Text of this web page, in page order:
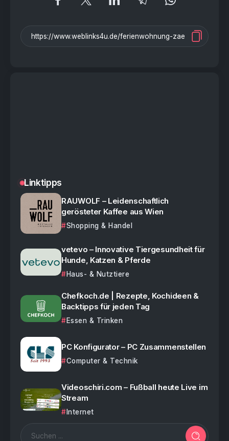
Linktipps
RAUWOLF – Leidenschaftlich
gerösteter Kaffee aus Wien
Shopping & Handel
vetevo – Innovative Tiergesundheit für
Hunde, Katzen & Pferde
Haus- & Nutztiere
Chefkoch.de | Rezepte, Kochideen &
Backtipps für jeden Tag
Essen & Trinken
PC Konfigurator – PC Zusammenstellen
Computer & Technik
Videoschiri.com – Fußball heute Live im
Stream
Internet